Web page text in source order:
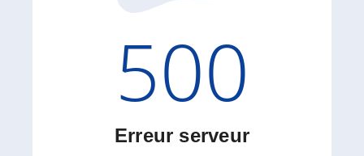
Code
500
Erreur serveur